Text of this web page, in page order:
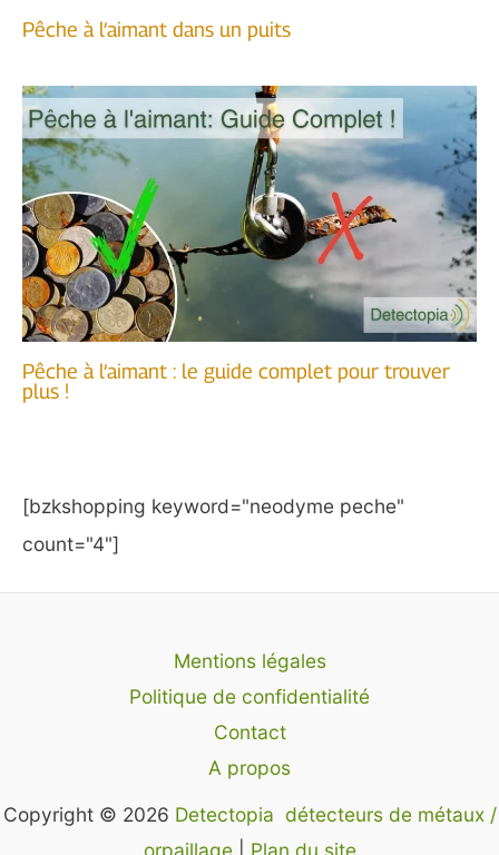
Pêche à l’aimant dans un puits
Pêche à l’aimant : le guide complet pour trouver
plus !
[bzkshopping keyword="neodyme peche"
count="4"]
Mentions légales
Politique de confidentialité
Contact
A propos
Copyright © 2026 Detectopia détecteurs de métaux /
orpaillage| Plan du site